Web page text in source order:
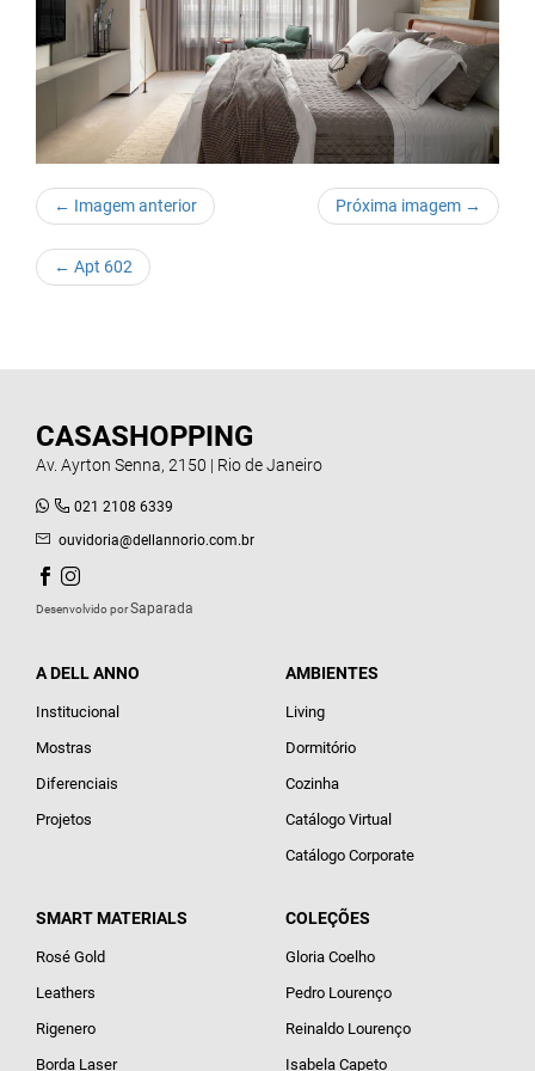
← Imagem anterior Próxima imagem →
← Apt 602
CASASHOPPING
Av. Ayrton Senna, 2150 | Rio de Janeiro
021 2108 6339
ouvidoria@dellannorio.com.br
Desenvolvido porSaparada
A DELL ANNO
Institucional
Mostras
Diferenciais
Projetos
AMBIENTES
Living
Dormitório
Cozinha
Catálogo Virtual
Catálogo Corporate
SMART MATERIALS
Rosé Gold
Leathers
Rigenero
Borda Laser
COLEÇÕES
Gloria Coelho
Pedro Lourenço
Reinaldo Lourenço
Isabela Capeto